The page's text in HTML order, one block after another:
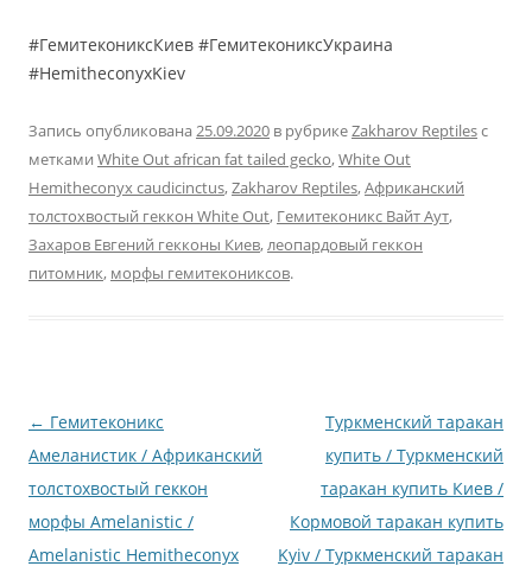
#ГемитекониксКиев #ГемитекониксУкраина
#HemitheconyxKiev
Запись опубликована25.09.2020 в рубрикеZakharov Reptilesс
метками White Out african fat tailed gecko,White Out
Hemitheconyx caudicinctus,Zakharov Reptiles,Африканский
толстохвостый геккон White Out, Гемитеконикс Вайт Аут,
Захаров Евгений гекконы Киев,леопардовый геккон
питомник, морфы гемитекониксов.
Навигация
по
записям
← Гемитеконикс
Амеланистик / Африканский
толстохвостый геккон
морфы Amelanistic /
Amelanistic Hemitheconyx
Туркменский таракан
купить / Туркменский
таракан купить Киев /
Кормовой таракан купить
Kyiv / Туркменский таракан